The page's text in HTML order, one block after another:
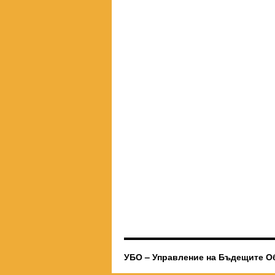
УБО – Управление на Бъдещите